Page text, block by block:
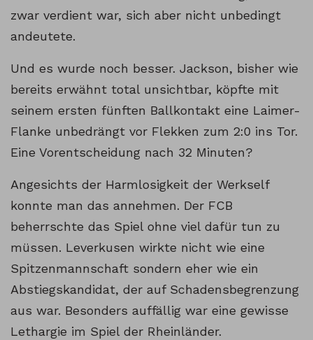
zwar verdient war, sich aber nicht unbedingt
andeutete.
Und es wurde noch besser. Jackson, bisher wie
bereits erwähnt total unsichtbar, köpfte mit
seinem ersten fünften Ballkontakt eine Laimer-
Flanke unbedrängt vor Flekken zum 2:0 ins Tor.
Eine Vorentscheidung nach 32 Minuten?
Angesichts der Harmlosigkeit der Werkself
konnte man das annehmen. Der FCB
beherrschte das Spiel ohne viel dafür tun zu
müssen. Leverkusen wirkte nicht wie eine
Spitzenmannschaft sondern eher wie ein
Abstiegskandidat, der auf Schadensbegrenzung
aus war. Besonders auffällig war eine gewisse
Lethargie im Spiel der Rheinländer.